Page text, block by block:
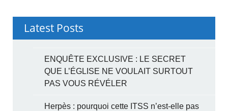
Latest Posts
ENQUÊTE EXCLUSIVE : LE SECRET
QUE L’ÉGLISE NE VOULAIT SURTOUT
PAS VOUS RÉVÉLER
Herpès : pourquoi cette ITSS n’est-elle pas